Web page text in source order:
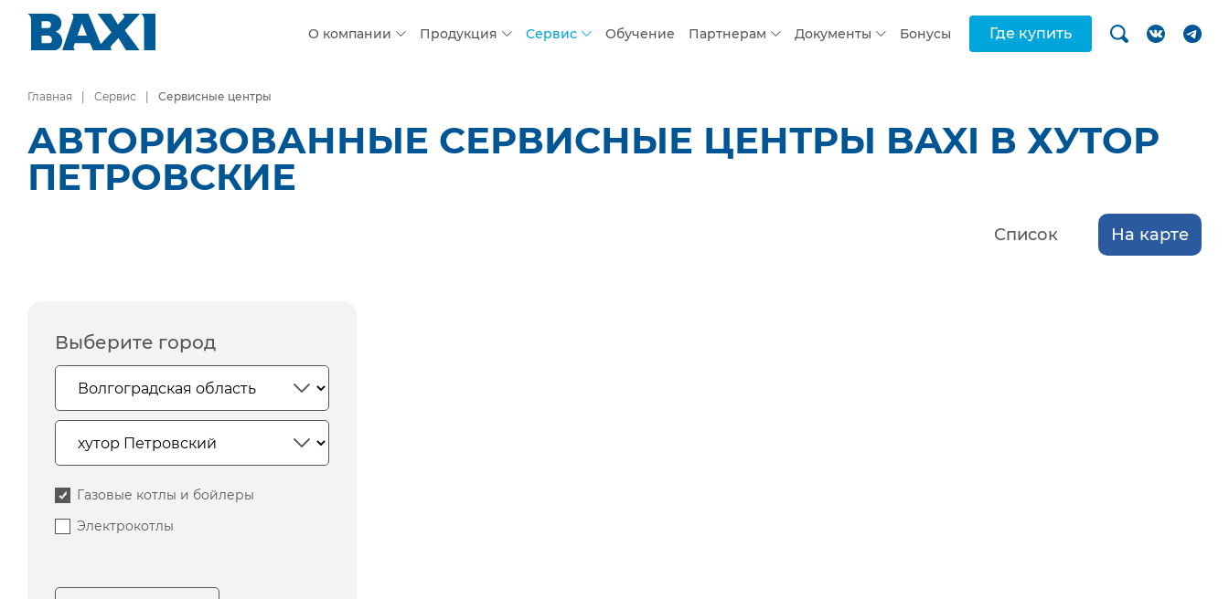
О компании Продукция Сервис Обучение Партнерам Документы Бонусы Где купить
Главная Сервис Сервисные центры
АВТОРИЗОВАННЫЕ СЕРВИСНЫЕ ЦЕНТРЫ BAXI В ХУТОР
ПЕТРОВСКИЕ
Список На карте
Выберите город
Газовые котлы и бойлеры
Электрокотлы